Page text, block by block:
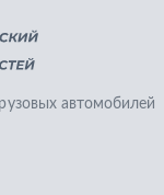
автомобилей